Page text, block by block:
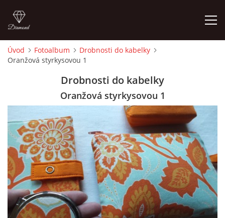
ÚVOD
CEDULKY
MOJE POSLEDNÍ PRÁCE
Úvod Fotoalbum
Drobnosti do kabelky
Oranžová styrkysovou 1
Drobnosti do kabelky
Oranžová styrkysovou 1